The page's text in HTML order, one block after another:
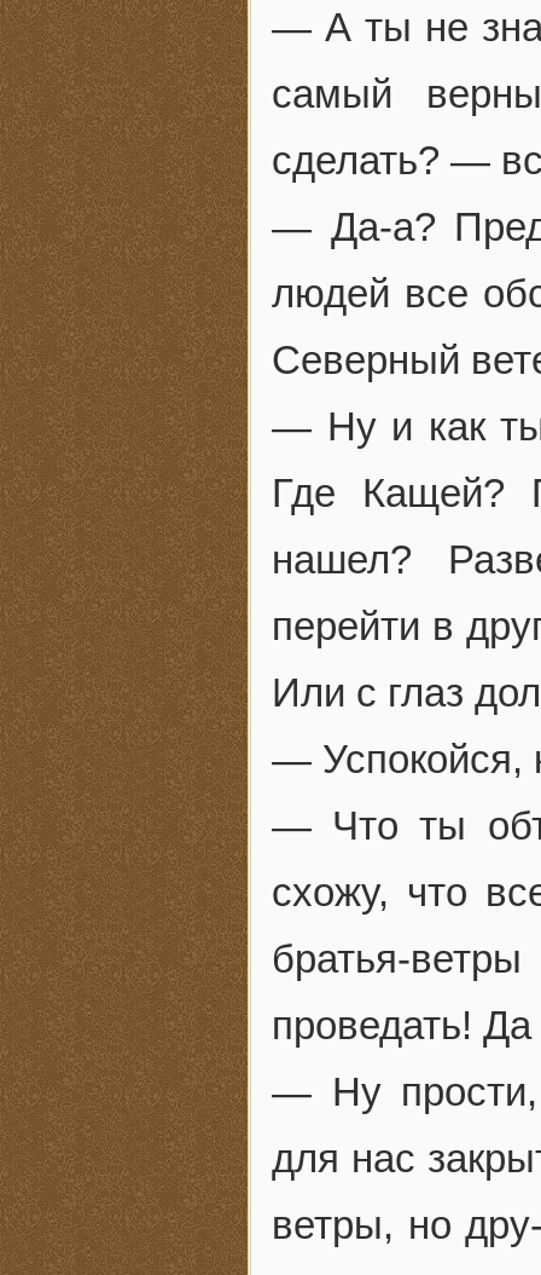
— А ты не
самый
сделать? —
— Да-а?
людей все
Северный
— Ну и как
Где Кащей?
нашел?
перейти в
Или с глаз
— Успокойся,
— Что ты
схожу, что
братья-
проведать!
— Ну
для нас
ветры, но